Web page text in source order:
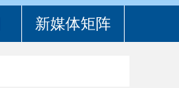
新媒体矩阵